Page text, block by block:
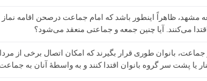
مشهد، ظاهراً اینطور باشد که امام جماعت درصحن اقامه
می‌کنند. آیا چنین جمعه و جماعتی منعقد می‌شود؟
جماعت، بانوان طوری قرار بگیرند که امکان اتصال برخی از
یا پشت سر گروه بانوان اقتدا کنند و به واسطۀ آنان به